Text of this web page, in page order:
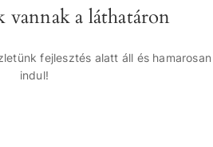
a láthatáron
fejlesztés alatt áll és hamarosan
indul!